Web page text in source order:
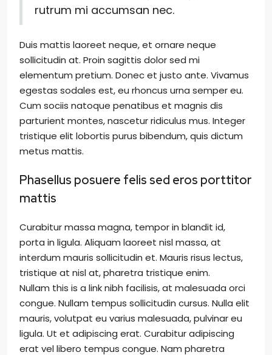
rutrum mi accumsan nec.
Duis mattis laoreet neque, et ornare neque
sollicitudin at. Proin sagittis dolor sed mi
elementum pretium. Donec et justo ante. Vivamus
egestas sodales est, eu rhoncus urna semper eu.
Cum sociis natoque penatibus et magnis dis
parturient montes, nascetur ridiculus mus. Integer
tristique elit lobortis purus bibendum, quis dictum
metus mattis.
Phasellus posuere felis sed eros porttitor
mattis
Curabitur massa magna, tempor in blandit id,
porta in ligula. Aliquam laoreet nisl massa, at
interdum mauris sollicitudin et. Mauris risus lectus,
tristique at nisl at, pharetra tristique enim.
Nullam this is a link nibh facilisis, at malesuada orci
congue. Nullam tempus sollicitudin cursus. Nulla elit
mauris, volutpat eu varius malesuada, pulvinar eu
ligula. Ut et adipiscing erat. Curabitur adipiscing
erat vel libero tempus congue. Nam pharetra